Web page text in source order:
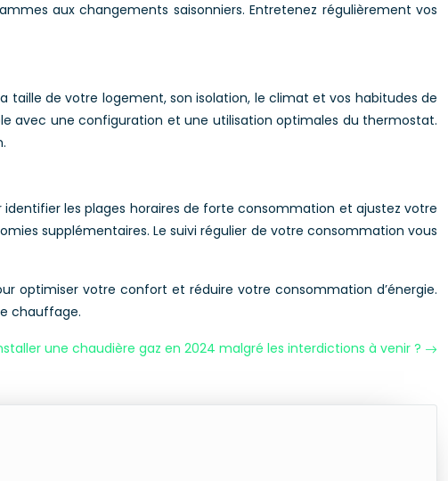
aux changements saisonniers. Entretenez régulièrement vos
taille de votre logement, son isolation, le climat et vos habitudes de
avec une configuration et une utilisation optimales du thermostat.
les plages horaires de forte consommation et ajustez votre
supplémentaires. Le suivi régulier de votre consommation vous
optimiser votre confort et réduire votre consommation d’énergie.
chauffage.
une chaudière gaz en 2024 malgré les interdictions à venir ?